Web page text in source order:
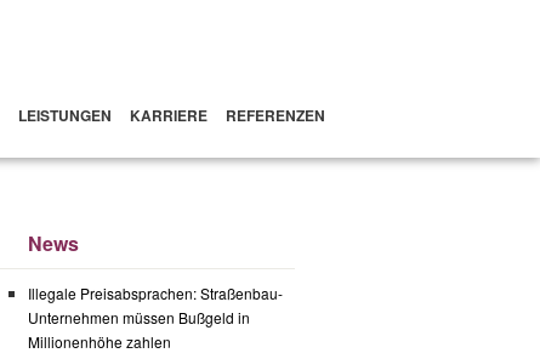
LEISTUNGEN KARRIERE REFERENZEN
News
Illegale Preisabsprachen: Straßenbau-
Unternehmen müssen Bußgeld in
Millionenhöhe zahlen